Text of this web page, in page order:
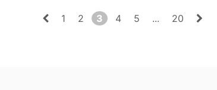
1 2 3 4 5 ... 20